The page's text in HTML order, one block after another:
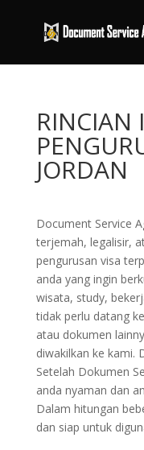
RINCIAN
JORDAN
Document Service
terjemah, legalisir,
pengurusan visa
anda yang ingin
wisata, study,
tidak perlu datang
atau dokumen
diwakilkan ke kami.
Setelah Dokumen
anda nyaman dan
Dalam hitungan
dan siap untuk